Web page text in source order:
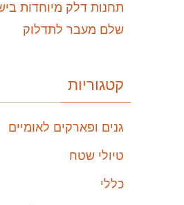
תחנות דלק מיוחדות
שלם מעבר לתדלוק
קטגוריות
גנים ופארקים לאומיים
טיולי שטח
כללי